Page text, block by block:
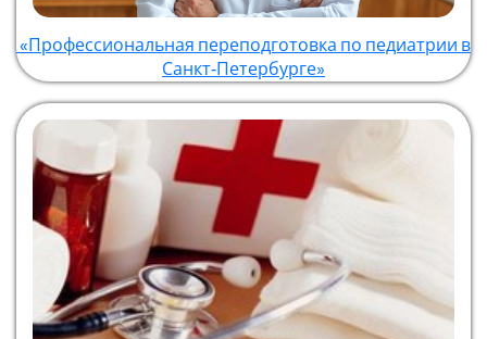
«Профессиональная переподготовка по педиатрии в
Санкт‑Петербурге»